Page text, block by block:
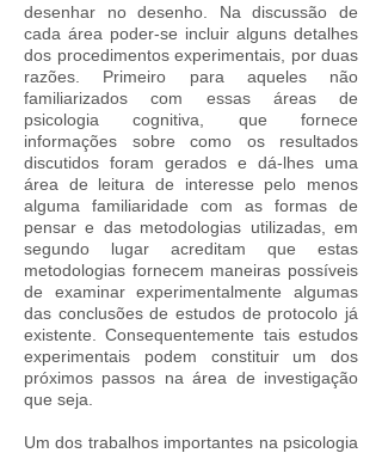
desenhar no desenho. Na discussão de
cada área poder-se incluir alguns detalhes
dos procedimentos experimentais, por duas
razões. Primeiro para aqueles não
familiarizados com essas áreas de
psicologia cognitiva, que fornece
informações sobre como os resultados
discutidos foram gerados e dá-lhes uma
área de leitura de interesse pelo menos
alguma familiaridade com as formas de
pensar e das metodologias utilizadas, em
segundo lugar acreditam que estas
metodologias fornecem maneiras possíveis
de examinar experimentalmente algumas
das conclusões de estudos de protocolo já
existente. Consequentemente tais estudos
experimentais podem constituir um dos
próximos passos na área de investigação
que seja.
Um dos trabalhos importantes na psicologia